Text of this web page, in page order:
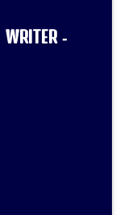
WRITER-